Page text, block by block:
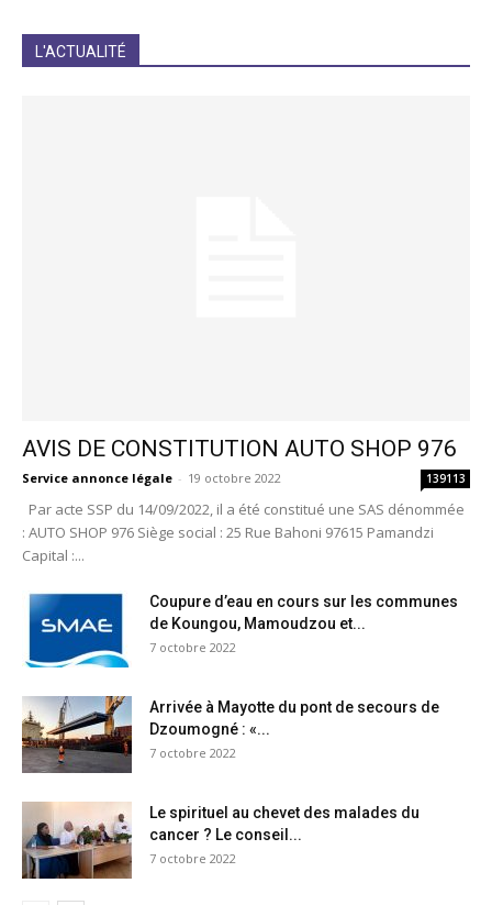
L'ACTUALITÉ
AVIS DE CONSTITUTION AUTO SHOP 976
Service annonce légale - 19 octobre 2022 139113
Par acte SSP du 14/09/2022, il a été constitué une SAS dénommée
: AUTO SHOP 976 Siège social : 25 Rue Bahoni 97615 Pamandzi
Capital :...
Coupure d’eau en cours sur les communes
de Koungou, Mamoudzou et...
7 octobre 2022
Arrivée à Mayotte du pont de secours de
Dzoumogné : «...
7 octobre 2022
Le spirituel au chevet des malades du
cancer ? Le conseil...
7 octobre 2022